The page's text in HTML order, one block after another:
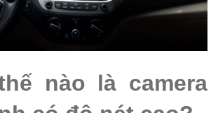
nào là camera